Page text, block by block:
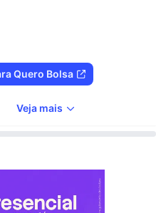
Quero Bolsa
Veja mais